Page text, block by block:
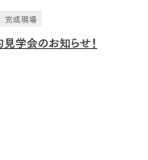
学会のお知らせ！
完成現場